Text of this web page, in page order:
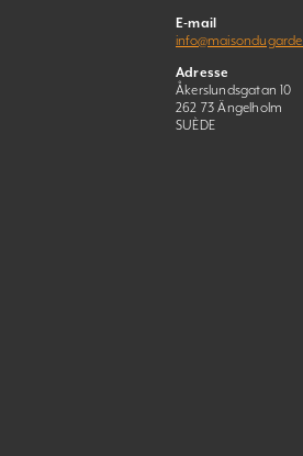
E-mail
Adresse
Åkerslundsgatan 10
262 73 Ängelholm
SUÈDE